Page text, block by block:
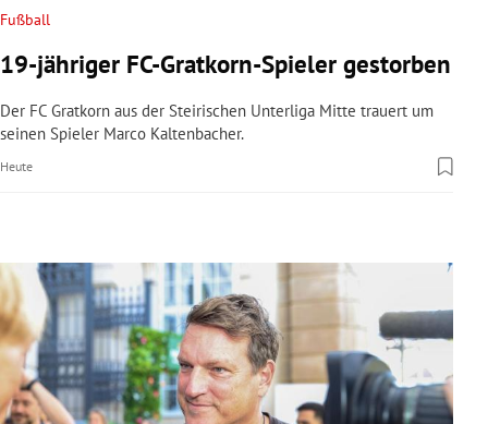
Untermenü
Untermenü
Untermenü
Untermenü
Untermenü
Untermenü
Fußball
19-jähriger FC-Gratkorn-Spieler gestorben
Der FC Gratkorn aus der Steirischen Unterliga Mitte trauert um
seinen Spieler Marco Kaltenbacher.
Heute